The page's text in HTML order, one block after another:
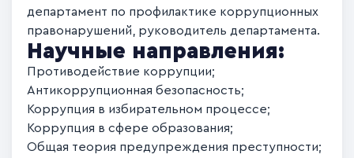
департамент по профилактике коррупционных
правонарушений, руководитель департамента.
Научные направления:
Противодействие коррупции;
Антикоррупционная безопасность;
Коррупция в избирательном процессе;
Коррупция в сфере образования;
Общая теория предупреждения преступности;